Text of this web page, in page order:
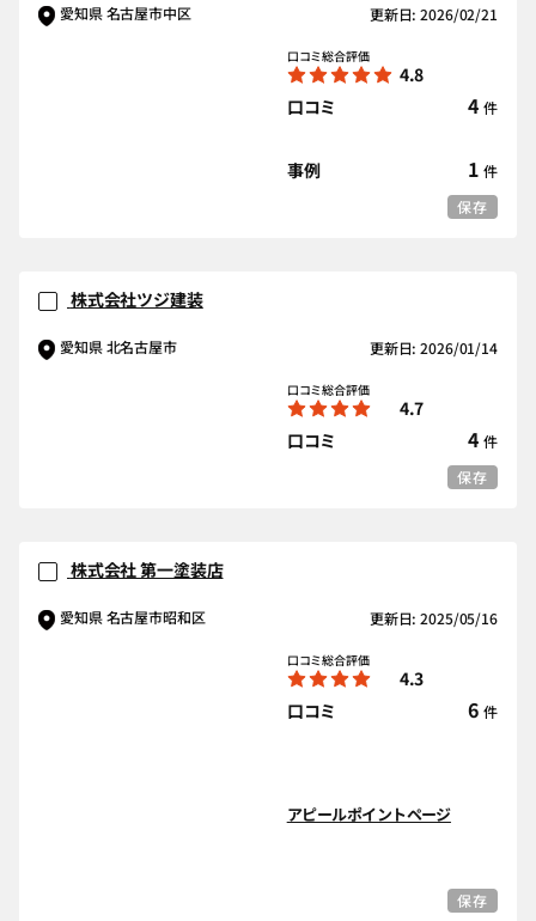
愛知県 名古屋市中区 更新日: 2026/02/21
口コミ総合評価
4.8
口コミ
4 件
事例 1 件
保存
株式会社ツジ建装
愛知県 北名古屋市 更新日: 2026/01/14
口コミ総合評価
4.7
口コミ
4 件
保存
株式会社 第一塗装店
愛知県 名古屋市昭和区 更新日: 2025/05/16
口コミ総合評価
4.3
口コミ
6 件
アピールポイントページ
保存